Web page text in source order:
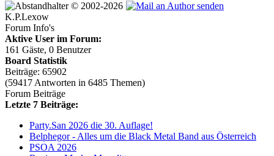
© 2002-2026
K.P.Lexow
Forum Info's
Aktive User im Forum:
161 Gäste, 0 Benutzer
Board Statistik
Beiträge: 65902
(59417 Antworten in 6485 Themen)
Forum Beiträge
Letzte 7 Beiträge:
Party.San 2026 die 30. Auflage!
Belphegor - Alles um die Black Metal Band aus Österreich
PSOA 2026